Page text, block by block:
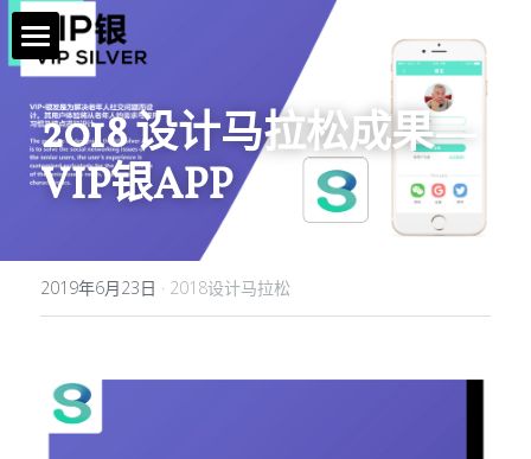
首页 / Home
新闻 / News
视频 / Videos
课题 / Tasks
简介 / About
2018 设计马拉松成果—
VIP银APP
2019年6月23日 · 2018设计马拉松